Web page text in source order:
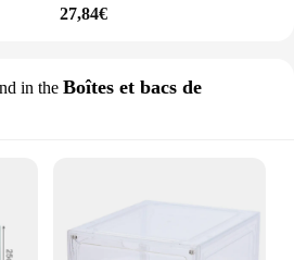
27,84€
in the Boîtes et bacs de